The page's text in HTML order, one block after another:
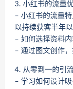
3. 小红书的流量
– 小红书的流量
以持续获客半年以
– 如何选择资料
– 通过图文创作
4. 从零到一的引
– 学习如何设计